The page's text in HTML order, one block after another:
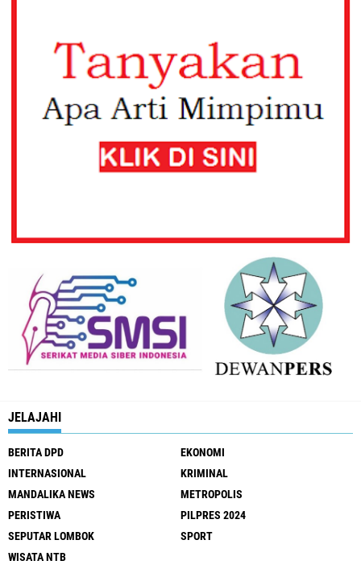
JELAJAHI
BERITA DPD
EKONOMI
INTERNASIONAL
KRIMINAL
MANDALIKA NEWS
METROPOLIS
PERISTIWA
PILPRES 2024
SEPUTAR LOMBOK
SPORT
WISATA NTB